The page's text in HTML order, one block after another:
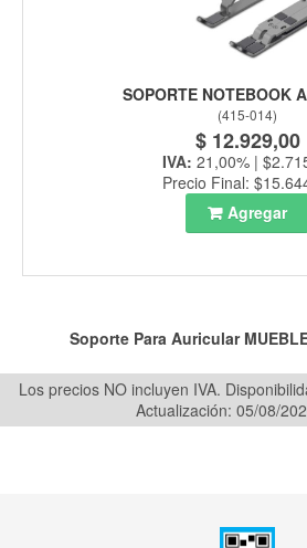
SOPORTE NOTEBOOK
(415-014)
$ 12.929,00
IVA: 21,00% |
Precio Final:
Agregar
Soporte Para Auricular
Los precios NO incluyen IVA.
Actualización: 05/08/